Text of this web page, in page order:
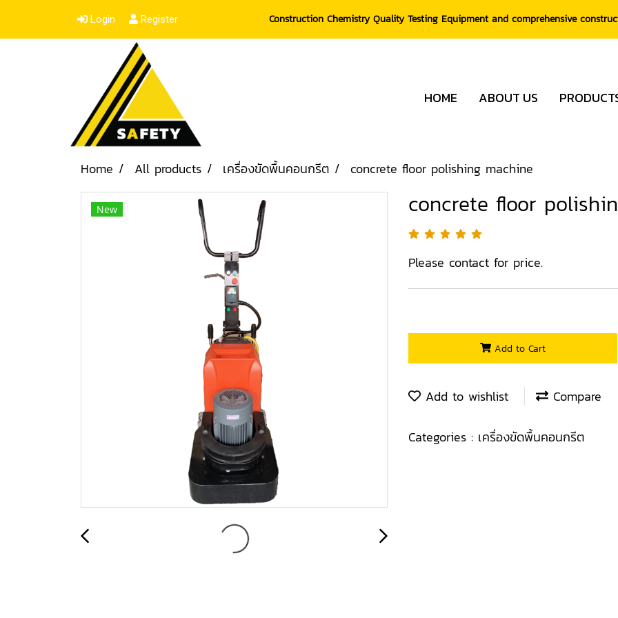
Login Register Construction Chemistry Quality Testing Equipment and comprehensive
HOME ABOUT US
Home All products เครื่องขัดพื้นคอนกรีต concrete floor polishing machine
New concrete floor
Please contact for price.
Add to Cart
Add to wishlist Compare
Categories : เครื่องขัดพื้นคอนกรีต